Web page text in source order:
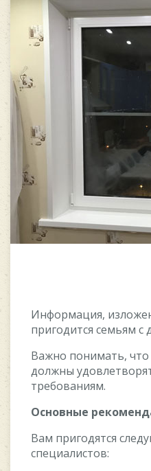
Информация,
пригодится семьям с
Важно понимать, что
должны
требованиям.
Основные
Вам пригодятся
специалистов: